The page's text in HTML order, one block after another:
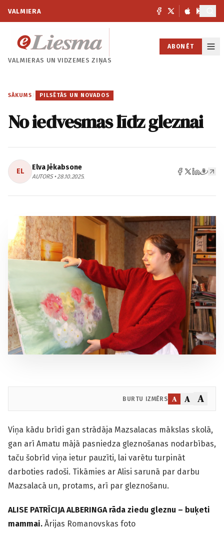
VALMIERA
VALMIERAS UNVIDZEMES ZIŅAS
ABONĒT
SĀKUMS / PILSĒTĀS UN NOVADOS
No iedvesmas līdz gleznai
EL Elva Jēkabsone
AUTORS • 28.10.2025.
BURTU IZMĒRS A A A
Viņa kādu brīdi gan strādāja Mazsalacas mākslas skolā,
gan arī Amatu mājā pasniedza gleznošanas nodarbības,
taču šobrīd viņa ietur pauzīti, lai varētu turpināt
darboties radoši. Tikāmies ar Alisi sarunā par darbu
Mazsalacā un, protams, arī par gleznošanu.
ALISE PATRĪCIJA ALBERINGA rāda ziedu gleznu – buķeti
mammai. Ārijas Romanovskas foto